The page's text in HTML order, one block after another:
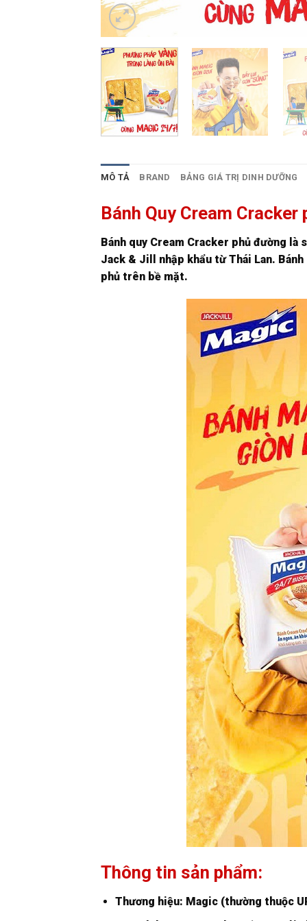
MÔ TẢ BRAND BẢNG GIÁ TRỊ DINH DƯỠNG
Bánh Quy Cream
Bánh quy Cream Cracker phủ đường
Jack & Jill nhập khẩu từ Thái Lan.
phủ trên bề mặt.
Thông tin sản phẩm:
Thương hiệu: Magic (thường thuộc